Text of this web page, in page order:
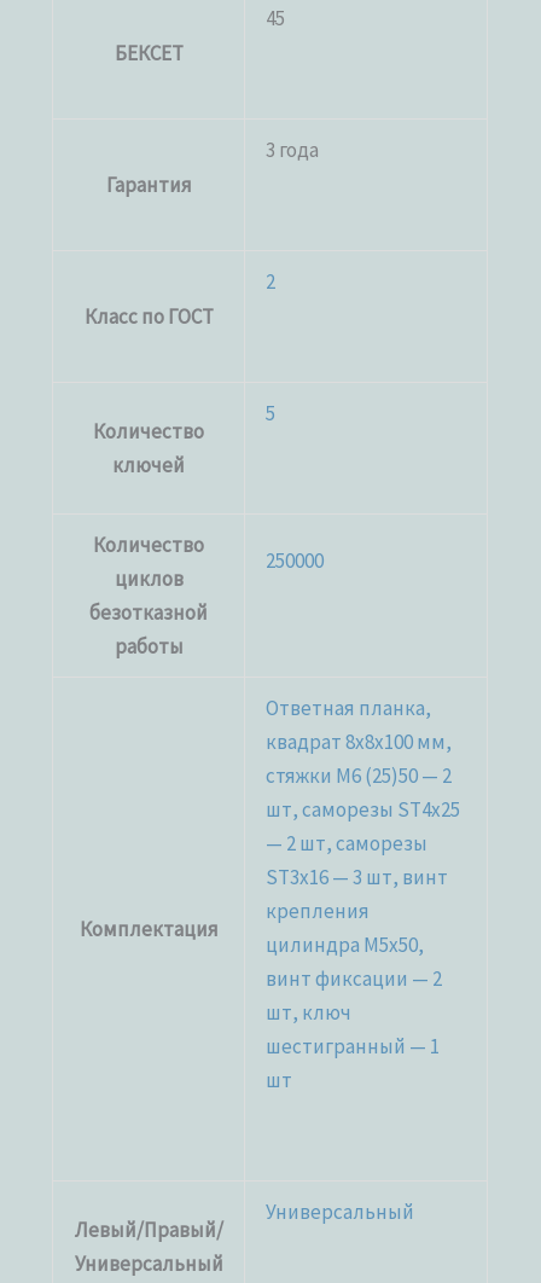
БЕКСЕТ
45
Гарантия
3 года
Класс по ГОСТ
2
Количество
ключей
5
Количество
циклов
безотказной
работы
250000
Комплектация
Ответная планка,
квадрат 8x8x100 мм,
стяжки М6 (25)50 — 2
шт, саморезы ST4x25
— 2 шт, саморезы
ST3x16 — 3 шт, винт
крепления
цилиндра M5x50,
винт фиксации — 2
шт, ключ
шестигранный — 1
шт
Левый/Правый/
Универсальный
Универсальный